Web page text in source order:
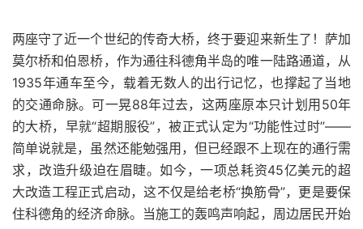
两座守了近一个世纪的传奇大桥，终于要迎来新生了！萨加
莫尔桥和伯恩桥，作为通往科德角半岛的唯一陆路通道，从
1935年通车至今，载着无数人的出行记忆，也撑起了当地
的交通命脉。可一晃88年过去，这两座原本只计划用50年
的大桥，早就“超期服役”，被正式认定为“功能性过时”——
简单说就是，虽然还能勉强用，但已经跟不上现在的通行需
求，改造升级迫在眉睫。如今，一项总耗资45亿美元的超
大改造工程正式启动，这不仅是给老桥“换筋骨”，更是要保
住科德角的经济命脉。当施工的轰鸣声响起，周边居民开始